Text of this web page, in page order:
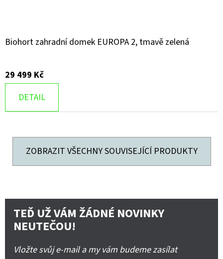
Biohort zahradní domek EUROPA 2, tmavě zelená
29 499 Kč
DETAIL
ZOBRAZIT VŠECHNY SOUVISEJÍCÍ PRODUKTY
TEĎ UŽ VÁM ŽÁDNÉ NOVINKY
NEUTEČOU!
Vložte svůj e-mail a my vám budeme zasílat